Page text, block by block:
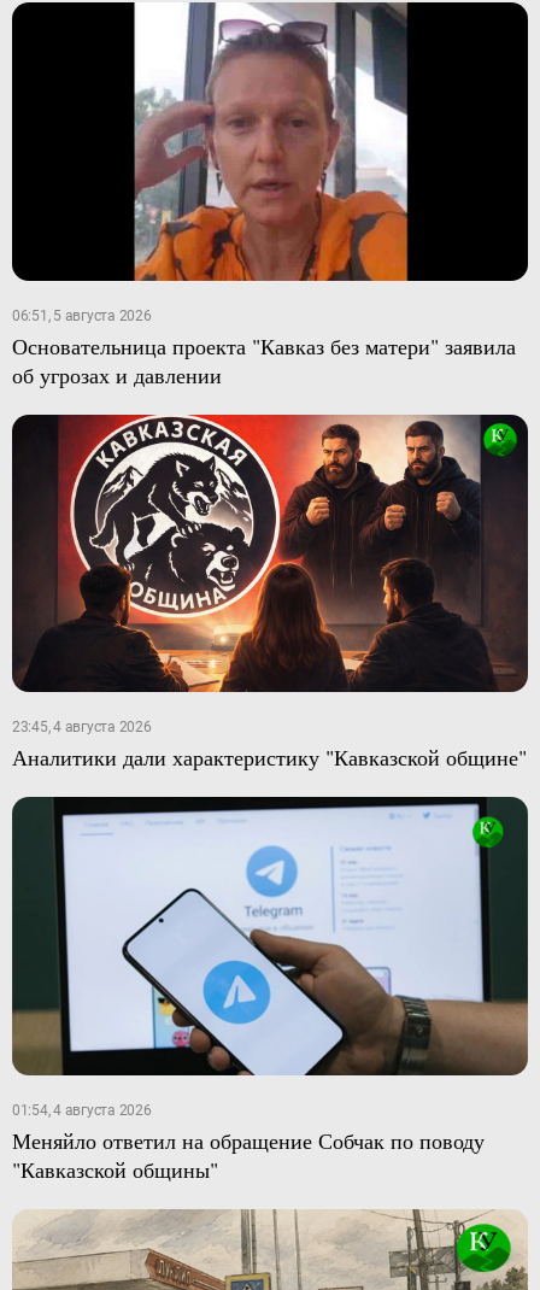
06:51, 5 августа 2026
Основательница проекта "Кавказ без матери" заявила
об угрозах и давлении
23:45, 4 августа 2026
Аналитики дали характеристику "Кавказской общине"
01:54, 4 августа 2026
Меняйло ответил на обращение Собчак по поводу
"Кавказской общины"